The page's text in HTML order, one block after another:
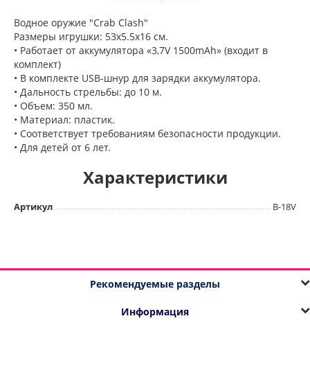
Водное оружие "Crab Clash"
Размеры игрушки: 53х5.5х16 см.
• Работает от аккумулятора «3,7V 1500mAh» (входит в
комплект)
• В комплекте USB-шнур для зарядки аккумулятора.
• Дальность стрельбы: до 10 м.
• Объем: 350 мл.
• Материал: пластик.
• Соответствует требованиям безопасности продукции.
• Для детей от 6 лет.
Характеристики
Артикул B-18V
Рекомендуемые разделы
Информация